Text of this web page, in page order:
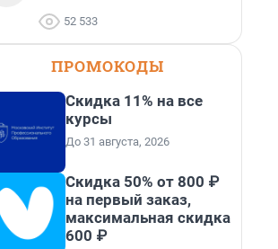
52 533
ПРОМОКОДЫ
Скидка 11% на все
курсы
До 31 августа, 2026
Скидка 50% от 800 ₽
на первый заказ,
максимальная скидка
600 ₽